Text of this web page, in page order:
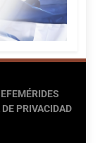
EFEMÉRIDES
PRIVACIDAD